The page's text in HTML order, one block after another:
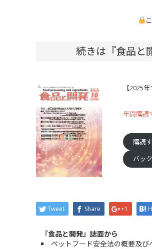
続きは『食品と
【2025
年間購読
購読
バッ
Tweet Share +1
『食品と開発』誌面から
ペットフード安全法の概要及